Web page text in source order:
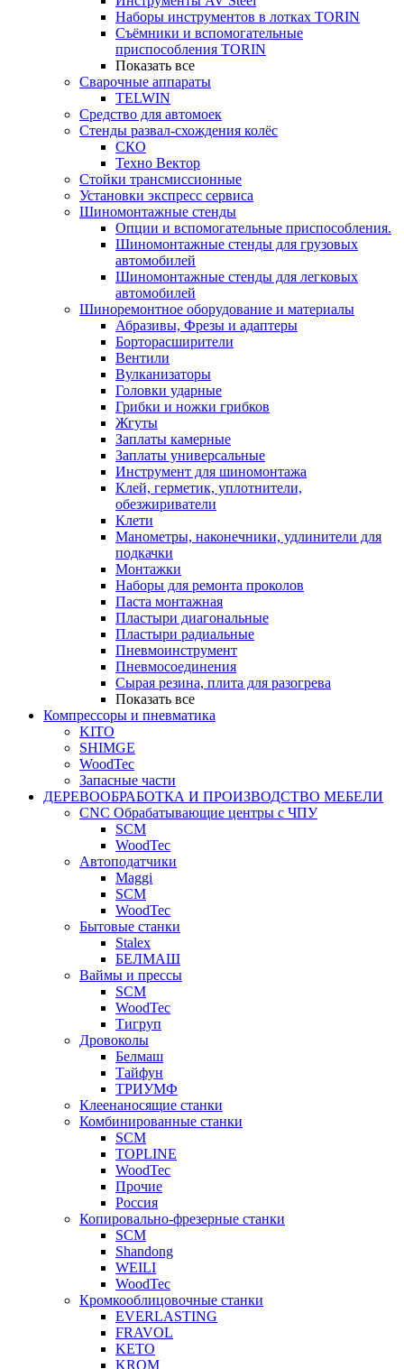
Наборы инструментов в лотках TORIN
Съёмники и вспомогательные
приспособления TORIN
Показать все
Сварочные аппараты
TELWIN
Средство для автомоек
Стенды развал-схождения колёс
СКО
Техно Вектор
Стойки трансмиссионные
Установки экспресс сервиса
Шиномонтажные стенды
Опции и вспомогательные приспособления.
Шиномонтажные стенды для грузовых
автомобилей
Шиномонтажные стенды для легковых
автомобилей
Шиноремонтное оборудование и материалы
Абразивы, Фрезы и адаптеры
Борторасширители
Вентили
Вулканизаторы
Головки ударные
Грибки и ножки грибков
Жгуты
Заплаты камерные
Заплаты универсальные
Инструмент для шиномонтажа
Клей, герметик, уплотнители,
обезжириватели
Клети
Манометры, наконечники, удлинители для
подкачки
Монтажки
Наборы для ремонта проколов
Паста монтажная
Пластыри диагональные
Пластыри радиальные
Пневмоинструмент
Пневмосоединения
Сырая резина, плита для разогрева
Показать все
Компрессоры и пневматика
KITO
SHIMGE
WoodTec
Запасные части
ДЕРЕВООБРАБОТКА И ПРОИЗВОДСТВО МЕБЕЛИ
CNC Обрабатывающие центры с ЧПУ
SCM
WoodTec
Автоподатчики
Maggi
SCM
WoodTec
Бытовые станки
Stalex
БЕЛМАШ
Ваймы и прессы
SCM
WoodTec
Тигруп
Дровоколы
Белмаш
Тайфун
ТРИУМФ
Клеенаносящие станки
Комбинированные станки
SCM
TOPLINE
WoodTec
Прочие
Россия
Копировально-фрезерные станки
SCM
Shandong
WEILI
WoodTec
Кромкооблицовочные станки
EVERLASTING
FRAVOL
KETO
KROM